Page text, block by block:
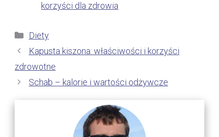
korzyści dla zdrowia
Kategorie
Diety
Kapusta kiszona: właściwości i korzyści
zdrowotne
Schab – kalorie i wartości odżywcze